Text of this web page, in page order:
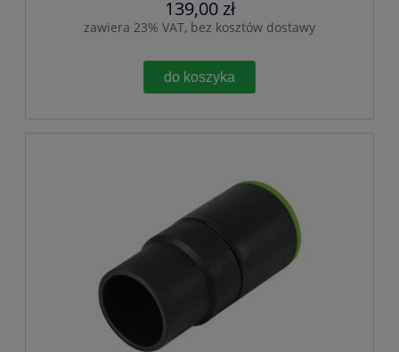
139,00 zł
zawiera 23% VAT, bez kosztów dostawy
do koszyka